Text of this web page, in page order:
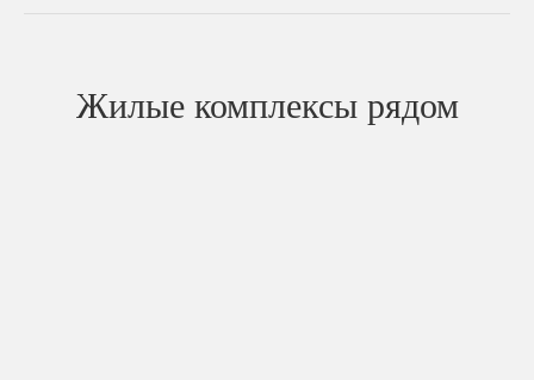
Жилые комплексы рядом